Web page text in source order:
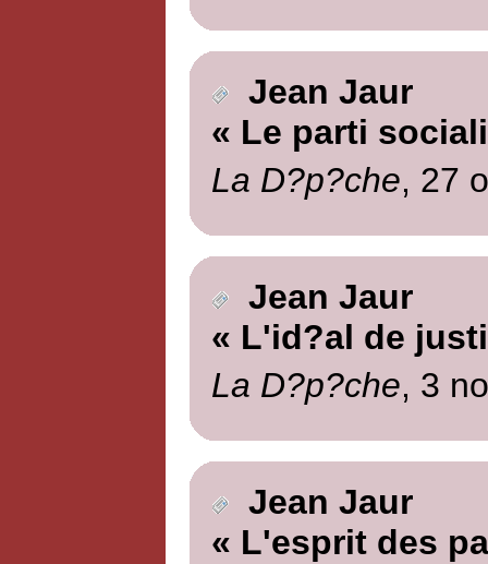
Jean Jaur
« Le parti
La D?p?che, 27
Jean Jaur
« L'id?al de
La D?p?che, 3
Jean Jaur
« L'esprit des